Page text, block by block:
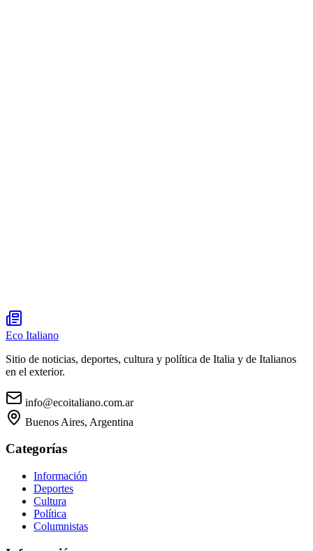
Eco Italiano
Sitio de noticias, deportes, cultura y política de Italia y de Italianos
en el exterior.
info@ecoitaliano.com.ar
Buenos Aires, Argentina
Categorías
Información
Deportes
Cultura
Política
Columnistas